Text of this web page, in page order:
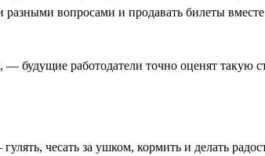
вопросами и продавать билеты
будущие работодатели точно оценят такую
гулять, чесать за ушком, кормить и делать